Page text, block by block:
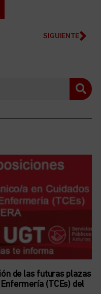
SIGUIENTE
de las futuras plazas
(TCEs) del